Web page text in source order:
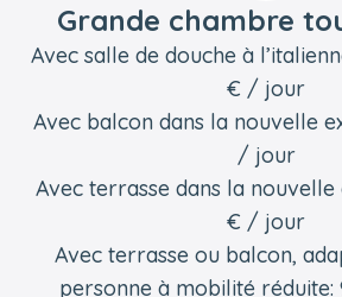
Grande chambre
Avec salle de douche à
€ / jour
Avec balcon dans la nouvelle
/ jour
Avec terrasse dans la nouvelle
€ / jour
Avec terrasse ou balcon,
personne à mobilité